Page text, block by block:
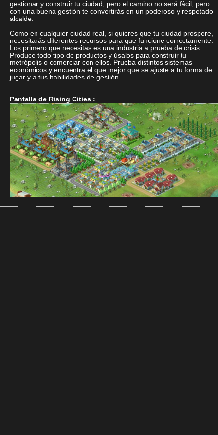
gestionar y construir tu ciudad, pero el camino no será fácil, pero
con una buena gestión te convertirás en un poderoso y respetado
alcalde.
Como en cualquier ciudad real, si quieres que tu ciudad prospere,
necesitarás diferentes recursos para que funcione correctamente.
Los primero que necesitas es una industria a prueba de crisis.
Produce todo tipo de productos y úsalos para construir tu
metrópolis o comerciar con ellos. Prueba distintos sistemas
económicos y encuentra el que mejor que se ajuste a tu forma de
jugar y a tus habilidades de gestión.
Pantalla de Rising Cities :